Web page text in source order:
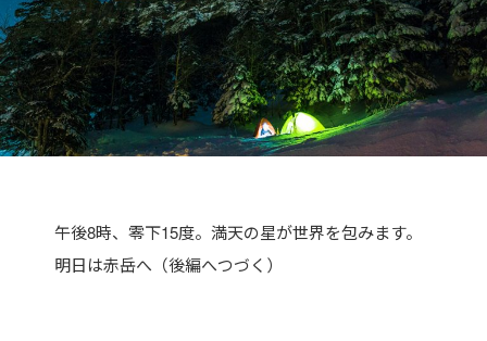
午後8時、零下15度。満天の星が世界を包みます。
明日は赤岳へ（後編へつづく）